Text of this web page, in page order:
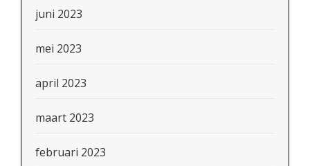
juni 2023
mei 2023
april 2023
maart 2023
februari 2023